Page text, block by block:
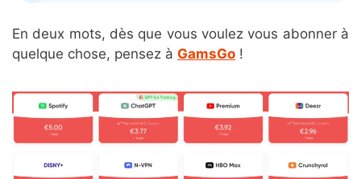
En deux mots, dès que vous voulez vous abonner à
quelque chose, pensez à GamsGo !